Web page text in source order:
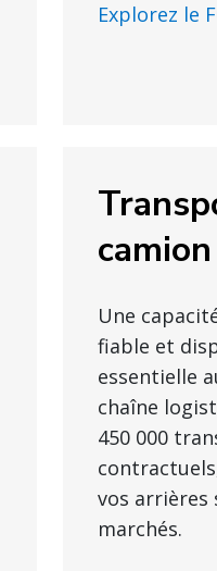
Explorez le
camion
Une
fiable et
essentielle
chaîne
450 000
vos arrières
marchés.